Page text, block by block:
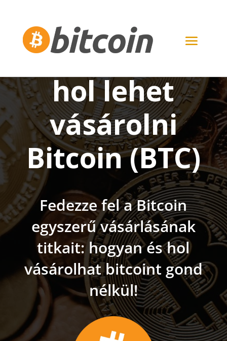
Hogyan és
hol lehet
vásárolni
Bitcoin (BTC)
Fedezze fel a Bitcoin
egyszerű vásárlásának
titkait: hogyan és hol
vásárolhat bitcoint gond
nélkül!